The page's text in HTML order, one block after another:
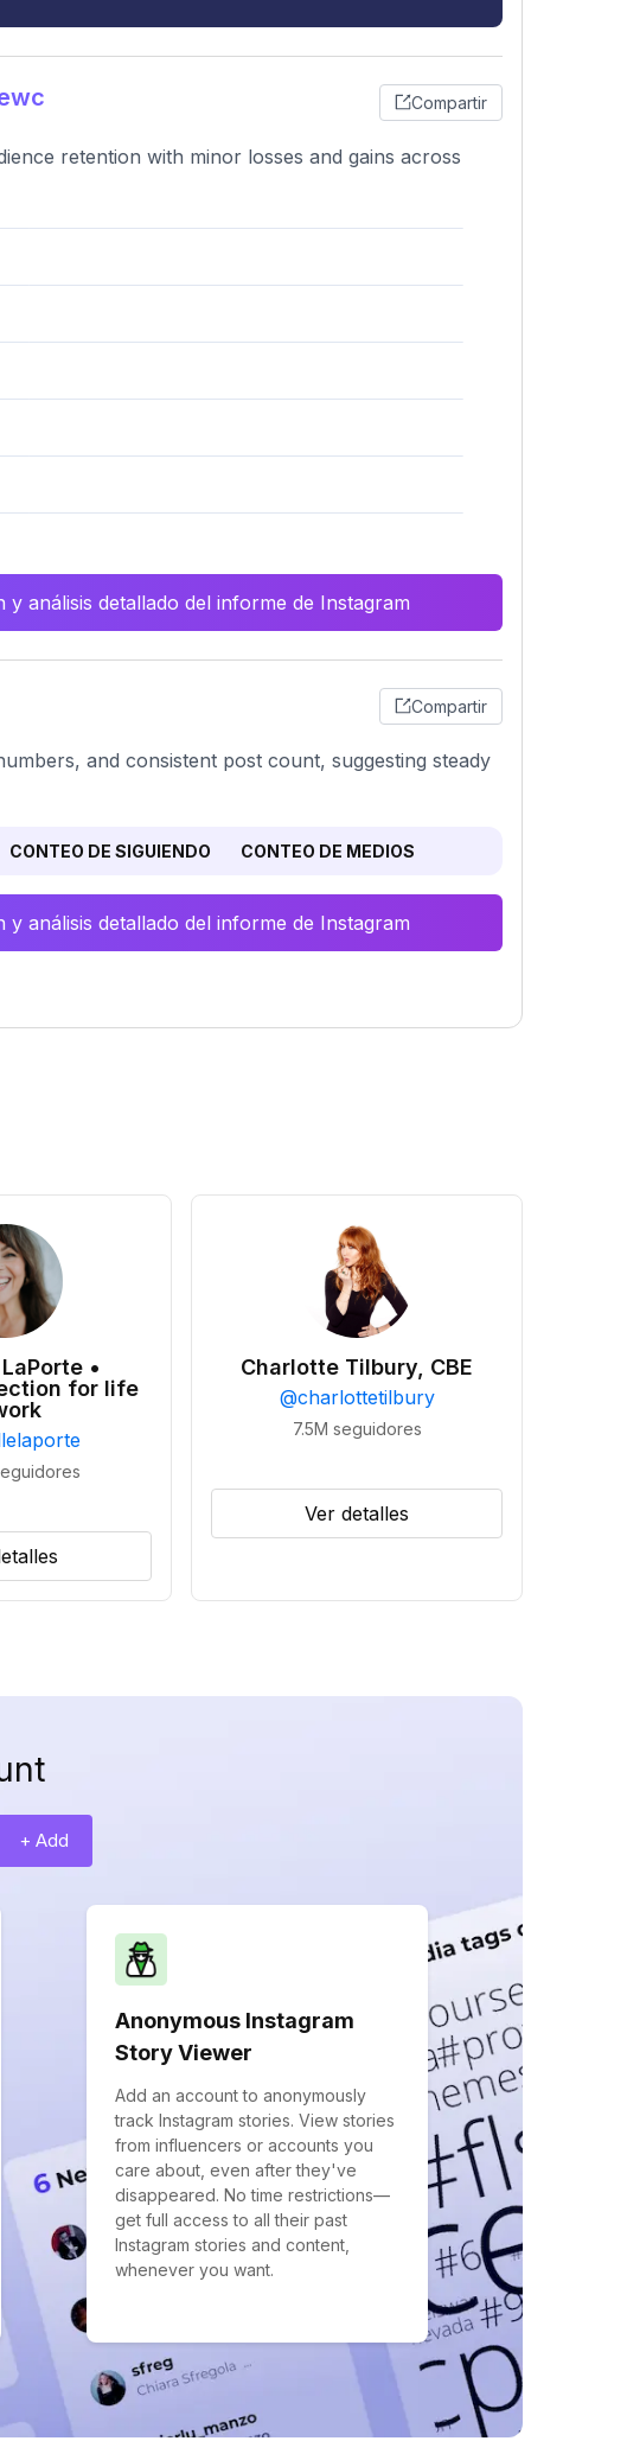
Compartir
retention with minor losses and gains across
análisis detallado del informe de Instagram
Compartir
and consistent post count, suggesting steady
CONTEO DE SIGUIENDO CONTEO DE MEDIOS
análisis detallado del informe de Instagram
•
for life
Charlotte Tilbury, CBE
@charlottetilbury
7.5M seguidores
Ver detalles
+ Add
Anonymous Instagram
Story Viewer
Add an account to anonymously
track Instagram stories. View stories
from influencers or accounts you
care about, even after they've
disappeared. No time restrictions—
get full access to all their past
Instagram stories and content,
whenever you want.